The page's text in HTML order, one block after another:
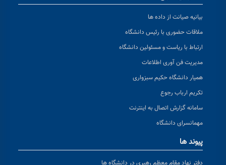
بیانیه صیانت از داده ها
ملاقات حضوری با رئیس دانشگاه
ارتباط با ریاست و مسئولین دانشگاه
مدیریت فن آوری اطلاعات
همیار دانشگاه حکیم سبزواری
تکریم ارباب رجوع
سامانه گزارش اتصال به اینترنت
مهمانسرای دانشگاه
پیوند ها